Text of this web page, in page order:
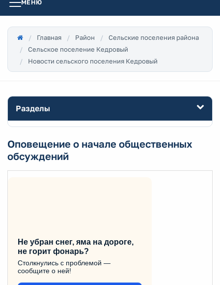
МЕНЮ
Главная Район
Сельские поселения района
Сельское поселение Кедровый
Новости сельского поселения Кедровый
Разделы
Оповещение о начале общественных
обсуждений
Не убран снег, яма на дороге,
не горит фонарь?
Столкнулись с проблемой —
сообщите о ней!